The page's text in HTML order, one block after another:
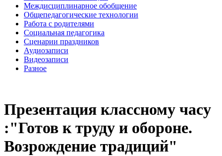
Междисциплинарное обобщение
Общепедагогические технологии
Работа с родителями
Социальная педагогика
Сценарии праздников
Аудиозаписи
Видеозаписи
Разное
Презентация классному часу
:"Готов к труду и обороне.
Возрождение традиций"